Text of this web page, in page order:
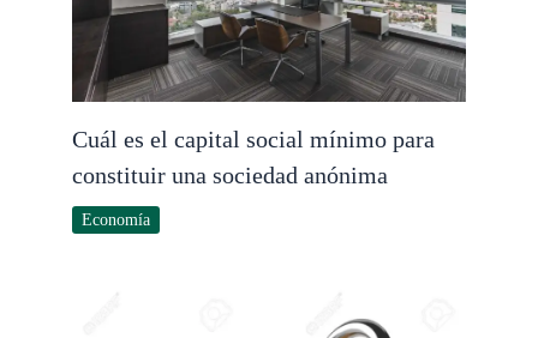
Cuál es el capital social mínimo para
constituir una sociedad anónima
Economía